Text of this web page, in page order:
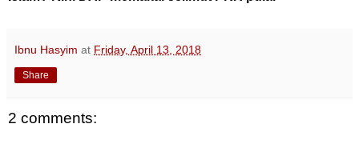
Ibnu Hasyim at Friday, April 13, 2018
Share
2 comments: